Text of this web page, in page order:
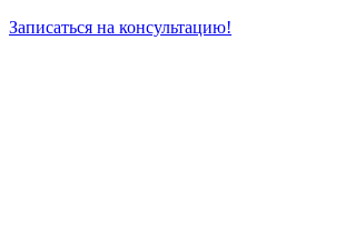
Записаться на консультацию!